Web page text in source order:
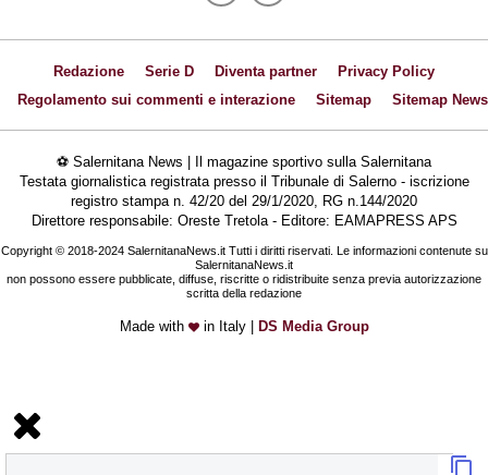
Redazione Serie D Diventa partner
Privacy Policy
Regolamento sui commenti e interazione
Sitemap Sitemap News
⚽ Salernitana News | Il magazine sportivo sulla Salernitana
Testata giornalistica registrata presso il Tribunale di Salerno - iscrizione
registro stampa n. 42/20 del 29/1/2020, RG n.144/2020
Direttore responsabile: Oreste Tretola - Editore: EAMAPRESS APS
Copyright © 2018-2024 SalernitanaNews.it Tutti i diritti riservati. Le informazioni contenute su
SalernitanaNews.it
non possono essere pubblicate, diffuse, riscritte o ridistribuite senza previa autorizzazione
scritta della redazione
Made with in Italy | DS Media Group